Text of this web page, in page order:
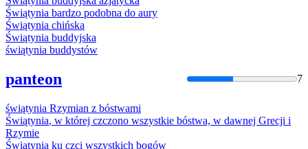
Świątynia bardzo podobna do aury
Świątynia chińska
Świątynia buddyjska
świątynia buddystów
panteon 7
świątynia Rzymian z bóstwami
Świątynia, w której czczono wszystkie bóstwa, w dawnej Grecji i
Rzymie
Świątynia ku czci wszystkich bogów